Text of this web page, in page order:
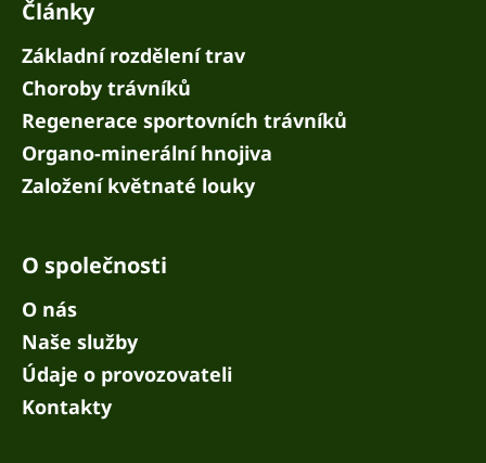
Články
Základní rozdělení trav
Choroby trávníků
Regenerace sportovních trávníků
Organo-minerální hnojiva
Založení květnaté louky
O společnosti
O nás
Naše služby
Údaje o provozovateli
Kontakty